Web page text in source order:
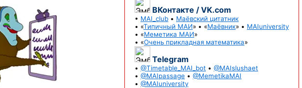
ВКонтакте / VK.com
• MAI_club • Маёвский цитатник
• «Типичный МАИ» • «Маёвник» • MAIuniversity
• «Меметика МАИ»
• «Очень прикладная математика»
Telegram
• @Timetable_MAI_bot • @MAIslushaet
• @MAIpassage • @MemetikaMAI
• @MAIuniversity